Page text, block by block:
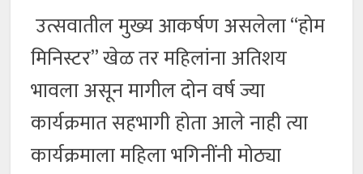
उत्सवातील मुख्य आकर्षण असलेला “होम
मिनिस्टर” खेळ तर महिलांना अतिशय
भावला असून मागील दोन वर्ष ज्या
कार्यक्रमात सहभागी होता आले नाही त्या
कार्यक्रमाला महिला भगिनींनी मोठ्या